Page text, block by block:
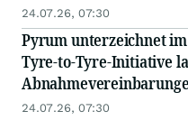
24.07.26, 07:30
Pyrum unterzeichnet
Tyre-to-Tyre-Initiative
24.07.26, 07:30